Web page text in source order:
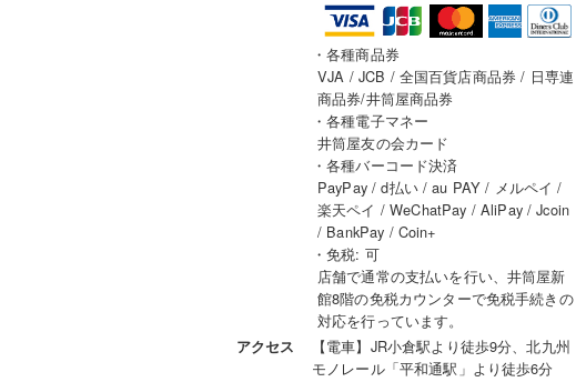
・各種商品券
VJA / JCB / 全国百貨店商品券 / 日専連
商品券/井筒屋商品券
・各種電子マネー
井筒屋友の会カード
・各種バーコード決済
PayPay / d払い / au PAY / メルペイ /
楽天ペイ / WeChatPay / AliPay / Jcoin
/ BankPay / Coin+
・免税: 可
店舗で通常の支払いを行い、井筒屋新
館8階の免税カウンターで免税手続きの
対応を行っています。
アクセス
【電車】JR小倉駅より徒歩9分、北九州
モノレール「平和通駅」より徒歩6分